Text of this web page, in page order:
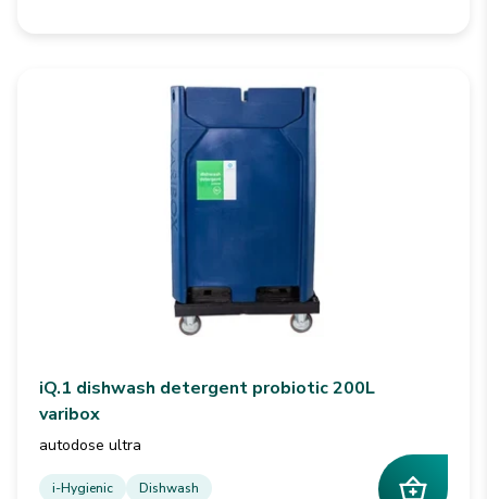
iQ.1 dishwash detergent probiotic 200L
varibox
autodose ultra
i-Hygienic Dishwash